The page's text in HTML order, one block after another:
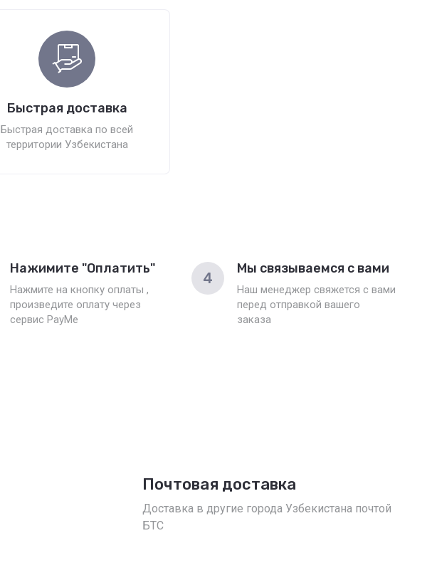
Быстрая доставка
Быстрая доставка по всей
территории Узбекистана
Нажимите "Оплатить"
Нажмите на кнопку оплаты ,
произведите оплату через
сервис PayMe
4
Мы связываемся с вами
Наш менеджер свяжется с вами
перед отправкой вашего
заказа
Почтовая доставка
Доставка в другие города Узбекистана почтой
БТС